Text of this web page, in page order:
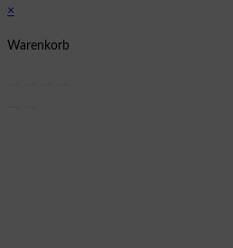
×
Warenkorb